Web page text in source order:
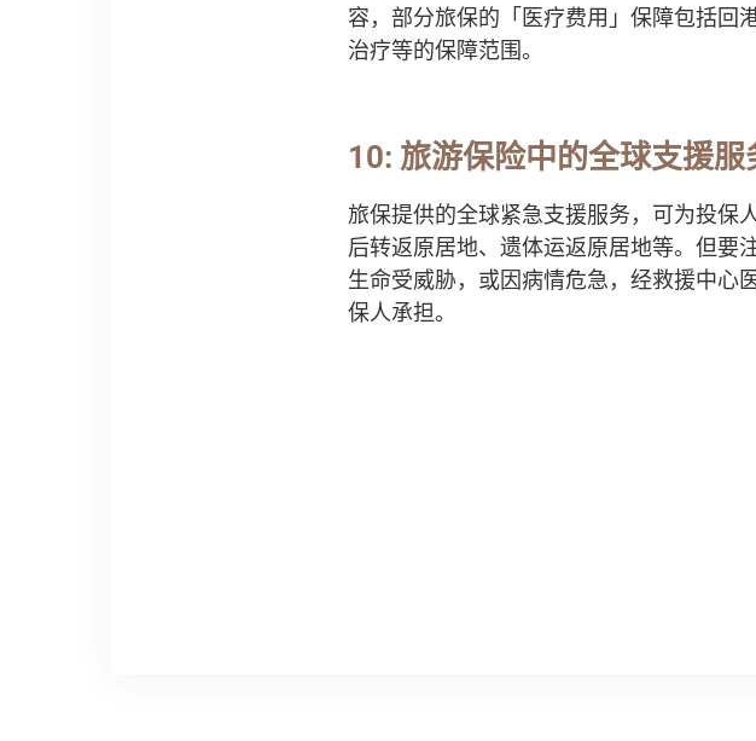
容，部分旅保的「医疗费用」保障包括回
治疗等的保障范围。
10: 旅游保险中的全球支援服
旅保提供的全球紧急支援服务，可为投保
后转返原居地、遗体运返原居地等。但要
生命受威胁，或因病情危急，经救援中心
保人承担。